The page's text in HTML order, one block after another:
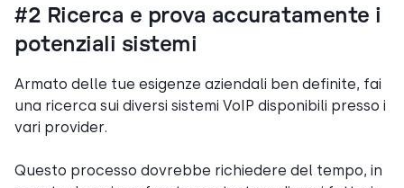
#2 Ricerca e prova accuratamente i
potenziali sistemi
Armato delle tue esigenze aziendali ben definite, fai
una ricerca sui diversi sistemi VoIP disponibili presso i
vari provider.
Questo processo dovrebbe richiedere del tempo, in